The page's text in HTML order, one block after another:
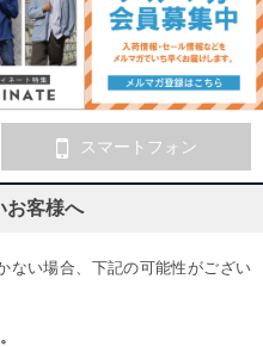
スマートフォン
お客様へ
ない場合、下記の可能性がござい